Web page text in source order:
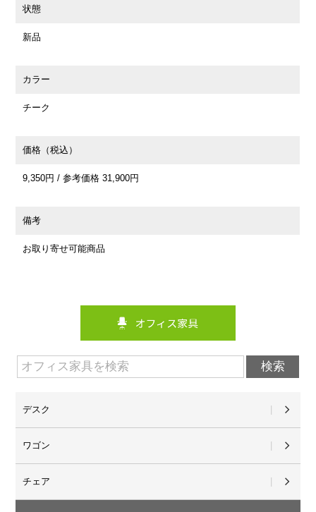
状態
新品
カラー
チーク
価格（税込）
9,350円 / 参考価格 31,900円
備考
お取り寄せ可能商品
デスク
ワゴン
チェア